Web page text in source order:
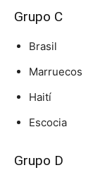
Grupo C
Brasil
Marruecos
Haití
Escocia
Grupo D